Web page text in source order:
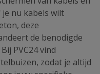
je nu kabels wilt
deze
de benodigde
PVC24 vind
zodat je altijd